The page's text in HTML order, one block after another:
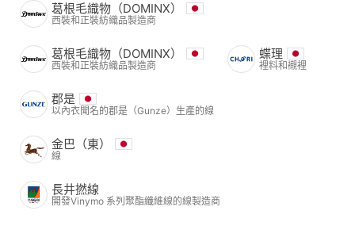
葛根毛織物（DOMINX）
西裝和正裝紡織品製造商
葛根毛織物（DOMINX）
西裝和正裝紡織品製造商
蝶理
裡料和襯裡
郡是
以內衣聞名的郡是（Gunze）生產的線
金巴（東）
線
長井撚線
開發Vinymo 系列聚酯纖維線的線製造商